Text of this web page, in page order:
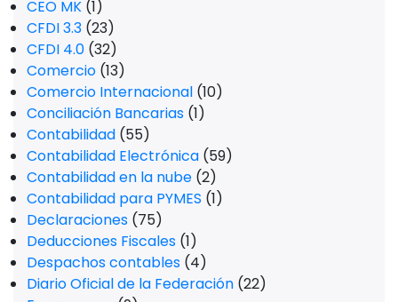
CEO MK (1)
CFDI 3.3 (23)
CFDI 4.0 (32)
Comercio (13)
Comercio Internacional (10)
Conciliación Bancarias (1)
Contabilidad (55)
Contabilidad Electrónica (59)
Contabilidad en la nube (2)
Contabilidad para PYMES (1)
Declaraciones (75)
Deducciones Fiscales (1)
Despachos contables (4)
Diario Oficial de la Federación (22)